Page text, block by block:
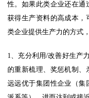
性。如果此类企业还在通
获得生产资料的高成本，
类企业提供生产力的方式
1、充分利用/改善好生产
的重新梳理、奖惩机制
远远优于集团性企业（集